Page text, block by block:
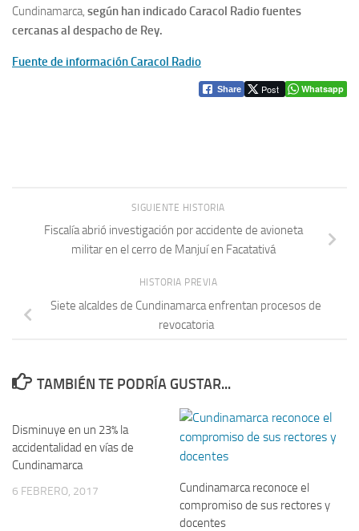
Cundinamarca, según han indicado Caracol Radio fuentes
cercanas al despacho de Rey.
Fuente de información Caracol Radio
Share Post Whatsapp
SIGUIENTE HISTORIA
Fiscalía abrió investigación por accidente de avioneta
militar en el cerro de Manjuí en Facatativá
HISTORIA PREVIA
Siete alcaldes de Cundinamarca enfrentan procesos de
revocatoria
TAMBIÉN TE PODRÍA GUSTAR...
Disminuye en un 23% la
accidentalidad en vías de
Cundinamarca
6 FEBRERO, 2017
Cundinamarca reconoce el
compromiso de sus rectores y
docentes